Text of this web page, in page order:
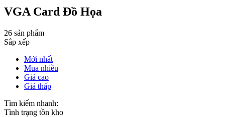
VGA Card Đồ Họa
26 sản phẩm
Sắp xếp
Mới nhất
Mua nhiều
Giá cao
Giá thấp
Tìm kiếm nhanh:
Tình trạng tồn kho